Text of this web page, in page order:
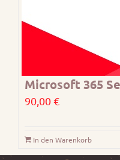
Microsoft 365
90,00€
In den Warenkorb